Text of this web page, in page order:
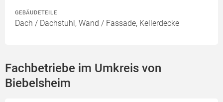
GEBÄUDETEILE
Dach / Dachstuhl, Wand / Fassade, Kellerdecke
Fachbetriebe im Umkreis von
Biebelsheim